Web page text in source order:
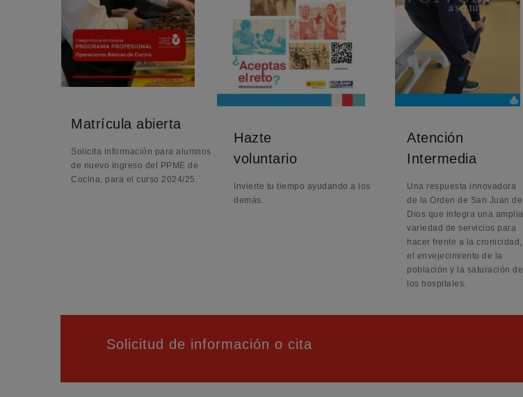
Matrícula abierta
Solicita información para alumnos
de nuevo ingreso del PPME de
Cocina, para el curso 2024/25.
Hazte
voluntario
Invierte tu tiempo ayudando a los
demás.
Atención
Intermedia
Una respuesta innovadora
de la Orden de San Juan de
Dios que integra una amplia
variedad de servicios para
hacer frente a la cronicidad,
el envejecimiento de la
población y la saturación de
los hospitales.
Solicitud de información o cita